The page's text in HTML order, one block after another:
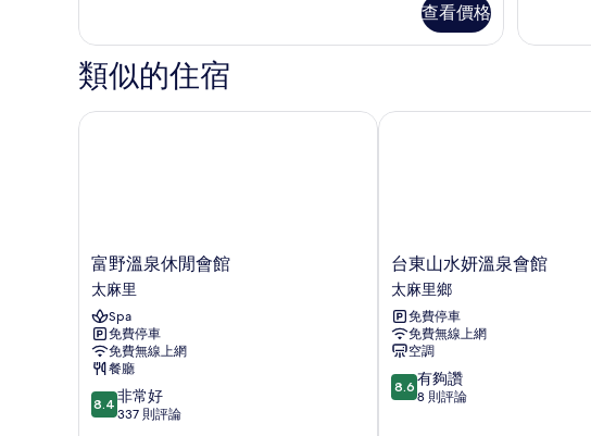
人
床,
非
吸
有
相
片
雙
人
房,
張
吸
的
情
查看價格
人
有
2
張
雙
詳
類似的住宿
富
野
溫
泉
休
閒
會
館
太
富野溫泉休閒會館
太麻里
Spa
免費停車
免費無線上網
餐廳
8.4
分，
8.4 非常好
337 則評論
富野溫泉休閒會館
台
東
山
水
妍
溫
泉
會
台東山水妍溫泉會館
太麻里鄉
免費停車
免費無線上網
空調
8.6
分，
8.6 有夠讚
8 則評論
台東山水妍溫泉會館